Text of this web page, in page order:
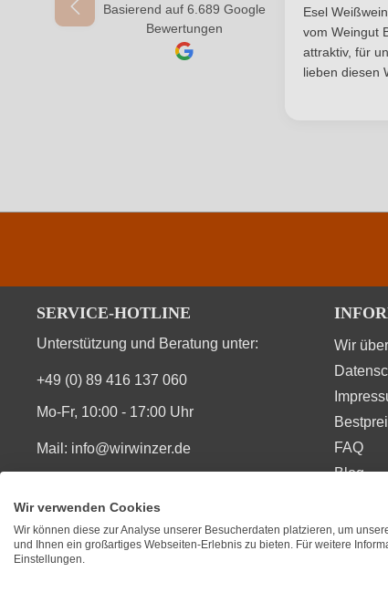
VeganIhr Passwort
Durchschnittliche Bewertung von 4.7
Basierend auf 6.689 Google
Bewertungen
Esel
vom Weingut
attraktiv, für
lieben diesen
SERVICE-HOTLINE
Unterstützung und Beratung unter:
+49 (0) 89 416 137 060
Mo-Fr, 10:00 - 17:00 Uhr
Mail: info@wirwinzer.de
Wir
FAQ
Blog
SIE FINDEN UNS AUCH AUF
Wir verwenden Cookies
Wir können diese zur Analyse unserer Besucherdaten platzieren, um
und Ihnen ein großartiges Webseiten-Erlebnis zu bieten. Für weitere
Einstellungen.